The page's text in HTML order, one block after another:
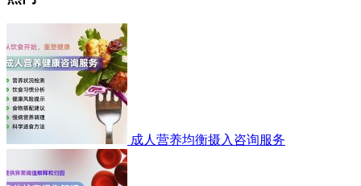
成人营养均衡摄入咨询服务